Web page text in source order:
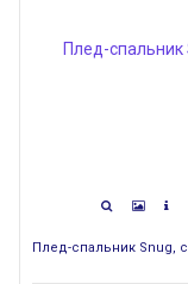
Плед-спальник Snug,